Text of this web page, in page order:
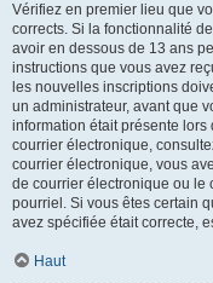
Vérifiez en premier lieu que
corrects. Si la fonctionnalité
avoir en dessous de 13 ans
instructions que vous avez
les nouvelles inscriptions
un administrateur, avant que
information était présente
courrier électronique,
courrier électronique, vous
de courrier électronique ou le
pourriel. Si vous êtes certain
avez spécifiée était correcte,
Haut